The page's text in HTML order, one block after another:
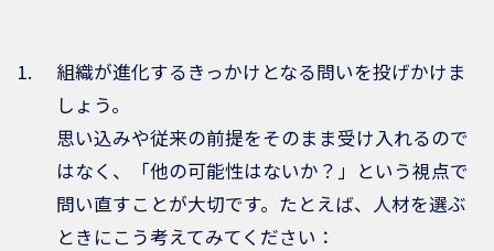
組織が進化するきっかけとなる問いを投げかけま
しょう。
思い込みや従来の前提をそのまま受け入れるので
はなく、「他の可能性はないか？」という視点で
問い直すことが大切です。たとえば、人材を選ぶ
ときにこう考えてみてください：